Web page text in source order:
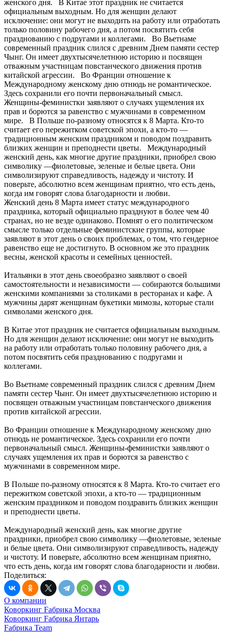
Женский день 8 Марта имеет статус международного
праздника, который официально празднуют в более чем 40
странах, но не везде одинаково. Помнят о его политическом
смысле только отдельные феминистские группы, которые
заявляют в этот день о своих проблемах, о том, что гендерное
равенство еще не достигнуто. В основном же это праздник
весны, женской красоты и семейных ценностей.
Итальянки в этот день своеобразно заявляют о своей
самостоятельности и независимости — собираются большими
женскими компаниями за столиками в ресторанах и кафе. А
мужчины дарят женщинам букетики мимозы, которые стали
символами женского дня.
В Китае этот праздник не считается официальным выходным.
Но для женщин делают исключение: они могут не выходить
на работу или отработать только половину рабочего дня, а
потом посвятить себя празднованию с подругами и
коллегами.
Во Вьетнаме современный праздник слился с древним Днем
памяти сестер Чынг. Он имеет двухтысячелетнюю историю и
посвящен отважным участницам повстанческого движения
против китайской агрессии.
Во Франции отношение к Международному женскому дню
отнюдь не романтическое. Здесь сохранили его почти
первоначальный смысл. Женщины-феминистки заявляют о
случаях ущемления их прав и борются за равенство с
мужчинами в современном мире.
В Польше по-разному относятся к 8 Марта. Кто-то считает его
пережитком советской эпохи, а кто-то — традиционным
женским праздником и поводом поздравить близких женщин
и преподнести цветы.
Международный женский день, как многие другие
праздники, приобрел свою символику —фиолетовые, зеленые
и белые цвета. Они символизируют справедливость, надежду
и чистоту. И поверьте, абсолютно всем женщинам приятно,
что есть день, когда им говорят слова благодарности и любви.
Поделиться:
О компании
Коворкинг Fабрика Москва
Коворкинг Fабрика Янтарь
Fабрика Team